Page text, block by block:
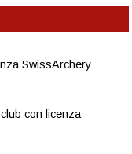
SwissArchery
con licenza